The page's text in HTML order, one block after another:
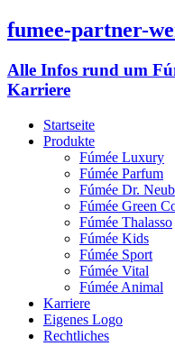
fumee-partner-
Alle Infos rund um
Karriere
Startseite
Produkte
Fúmée Luxury
Fúmée Parfum
Fúmée Dr.
Fúmée Green
Fúmée Thalasso
Fúmée Kids
Fúmée Sport
Fúmée Vital
Fúmée Animal
Karriere
Eigenes Logo
Rechtliches